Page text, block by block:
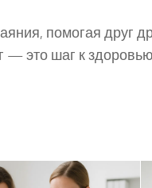
помогая друг
— это шаг к